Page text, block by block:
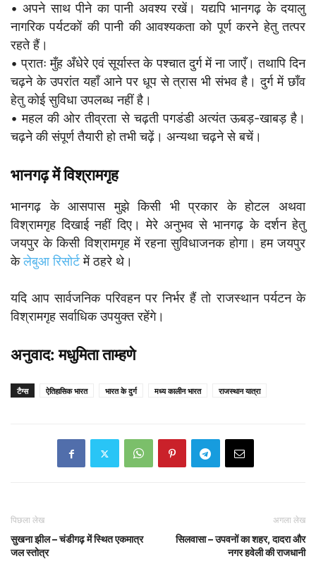
• अपने साथ पीने का पानी अवश्य रखें। यद्यपि भानगढ़ के दयालु
नागरिक पर्यटकों की पानी की आवश्यकता को पूर्ण करने हेतु तत्पर
रहते हैं।
• प्रातः मुँह अँधेरे एवं सूर्यास्त के पश्चात दुर्ग में ना जाएँ। तथापि दिन
चढ़ने के उपरांत यहाँ आने पर धूप से त्रास भी संभव है। दुर्ग में छाँव
हेतु कोई सुविधा उपलब्ध नहीं है।
• महल की ओर तीव्रता से चढ़ती पगडंडी अत्यंत ऊबड़-खाबड़ है।
चढ़ने की संपूर्ण तैयारी हो तभी चढ़ें। अन्यथा चढ़ने से बचें।
भानगढ़ में विश्रामगृह
भानगढ़ के आसपास मुझे किसी भी प्रकार के होटल अथवा
विश्रामगृह दिखाई नहीं दिए। मेरे अनुभव से भानगढ़ के दर्शन हेतु
जयपुर के किसी विश्रामगृह में रहना सुविधाजनक होगा। हम जयपुर
केलेबुआ रिसोर्टमें ठहरे थे।
यदि आप सार्वजनिक परिवहन पर निर्भर हैं तो राजस्थान पर्यटन के
विश्रामगृह सर्वाधिक उपयुक्त रहेंगे।
अनुवाद: मधुमिता ताम्हणे
टैग्स ऐतिहासिक भारत भारत के दुर्ग मध्य कालीन भारत राजस्थान यात्रा
पिछला लेख
सुखना झील – चंडीगढ़ में स्थित एकमात्र
जल स्तोत्र
अगला लेख
सिलवासा – उपवनों का शहर, दादरा और
नगर हवेली की राजधानी